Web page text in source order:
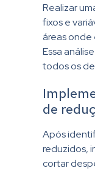
Realizar
fixos e
áreas onde
Essa
todos os
de
Após
reduzidos,
cortar